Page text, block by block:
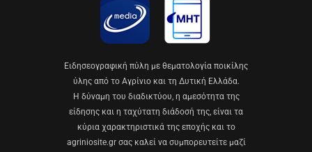
Eιδησεογραφική πύλη με θεματολογία ποικίλης
ύλης από το Αγρίνιο και τη Δυτική Ελλάδα.
Η δύναμη του διαδικτύου, η αμεσότητα της
είδησης και η ταχύτατη διάδοσή της, είναι τα
κύρια χαρακτηριστικά της εποχής και το
agriniosite.gr σας καλεί να συμπορευτείτε μαζί